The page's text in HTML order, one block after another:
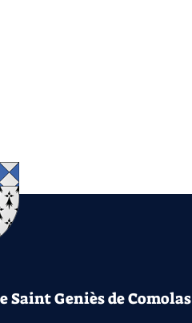
Saint Geniès de Comolas